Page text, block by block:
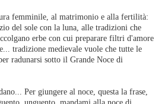
femminile, al matrimonio e alla fertilità:
del sole con la luna, alle tradizioni che
erbe con cui preparare filtri d'amore
tradizione medievale vuole che tutte le
radunarsi sotto il Grande Noce di
Per giungere al noce, questa la frase,